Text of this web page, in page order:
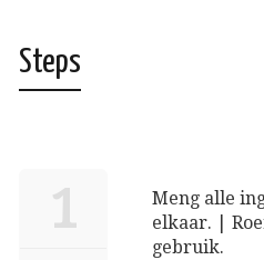
Steps
1
Meng alle
elkaar. |
gebruik.